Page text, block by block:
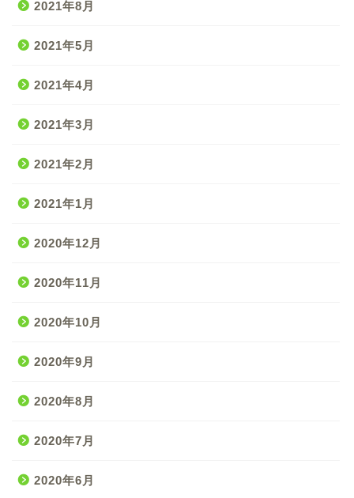
2021年8月
2021年5月
2021年4月
2021年3月
2021年2月
2021年1月
2020年12月
2020年11月
2020年10月
2020年9月
2020年8月
2020年7月
2020年6月